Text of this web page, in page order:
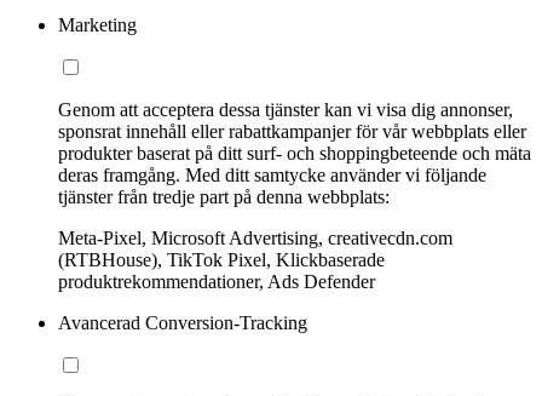
Marketing
Genom att acceptera dessa tjänster kan vi visa dig annonser,
sponsrat innehåll eller rabattkampanjer för vår webbplats eller
produkter baserat på ditt surf- och shoppingbeteende och mäta
deras framgång. Med ditt samtycke använder vi följande
tjänster från tredje part på denna webbplats:
Meta-Pixel, Microsoft Advertising, creativecdn.com
(RTBHouse), TikTok Pixel, Klickbaserade
produktrekommendationer, Ads Defender
Avancerad Conversion-Tracking